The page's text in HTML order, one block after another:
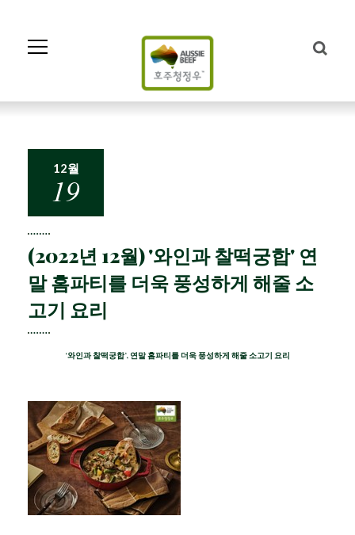
Navigation
12월
19
(2022년 12월) '와인과 찰떡궁합' 연
말 홈파티를 더욱 풍성하게 해줄 소
고기 요리
‘와인과찰떡궁합’, 연말홈파티를 더욱풍성하게 해줄소고기 요리